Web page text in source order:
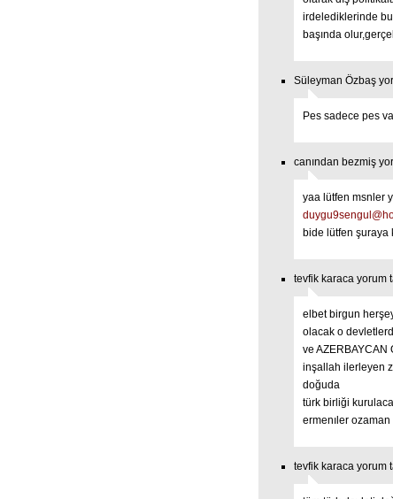
irdelediklerinde bu
başında
Süleyman Özbaş
Pes sadece pes
canından bezmiş
yaa lütfen msnler
bide lütfen şuraya
tevfik karaca yorum
elbet birgun
olacak o
ve AZERBAYCAN
inşallah ilerleyen
doğuda
türk birliği
ermenıler ozaman
tevfik karaca yorum